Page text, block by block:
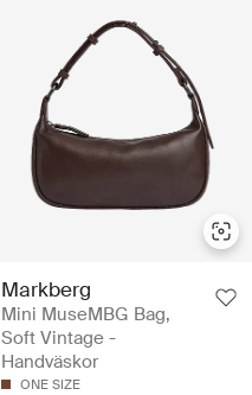
Markberg
Mini MuseMBG Bag,
Soft Vintage -
Handväskor
ONE SIZE